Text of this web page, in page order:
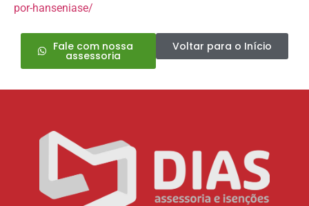
por-hanseniase/
Fale com nossa
assessoria
Voltar para o Início